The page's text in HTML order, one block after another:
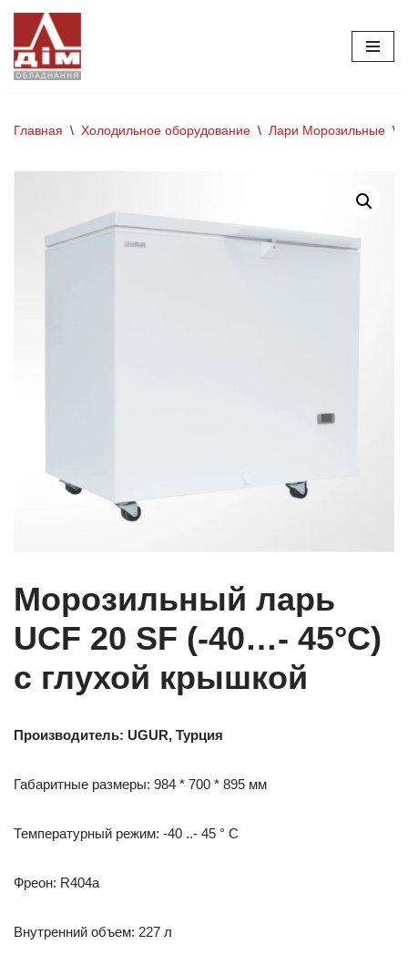
Перейти
к
Главная \ Холодильное оборудование \ Лари Морозильные \
Морозильный ларь
UCF 20 SF (-40…- 45°С)
с глухой крышкой
Производитель: UGUR, Турция
Габаритные размеры: 984 * 700 * 895 мм
Температурный режим: -40 ..- 45 ° С
Фреон: R404a
Внутренний объем: 227 л